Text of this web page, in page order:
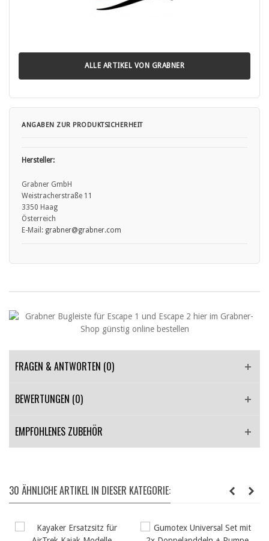
ALLE ARTIKEL VON GRABNER
ANGABEN ZUR PRODUKTSICHERHEIT
Hersteller:
Grabner GmbH
Weistracherstraße 11
3350 Haag
Österreich
E-Mail: grabner@grabner.com
FRAGEN & ANTWORTEN (0)
BEWERTUNGEN (0)
EMPFOHLENES ZUBEHÖR
30 ÄHNLICHE ARTIKEL IN DIESER KATEGORIE: